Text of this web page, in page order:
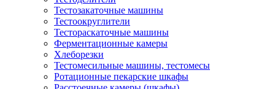
Тестозакаточные машины
Тестоокруглители
Тестораскаточные машины
Ферментационные камеры
Хлеборезки
Тестомесильные машины, тестомесы
Ротационные пекарские шкафы